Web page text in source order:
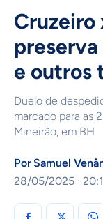
Cruzeiro
e outros
Duelo de
marcado para as
Mineirão, em BH
Por Samuel
28/05/2025 ·